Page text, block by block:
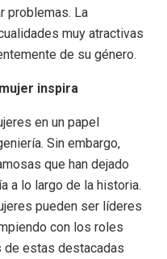
problemas. La
muy atractivas
de su género.
inspira
en un papel
Sin embargo,
que han dejado
a lo largo de la historia.
pueden ser líderes
con los roles
de estas destacadas